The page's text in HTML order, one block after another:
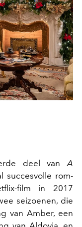
deel vanA
succesvolle rom-
film in 2017
seizoenen, die
van Amber, een